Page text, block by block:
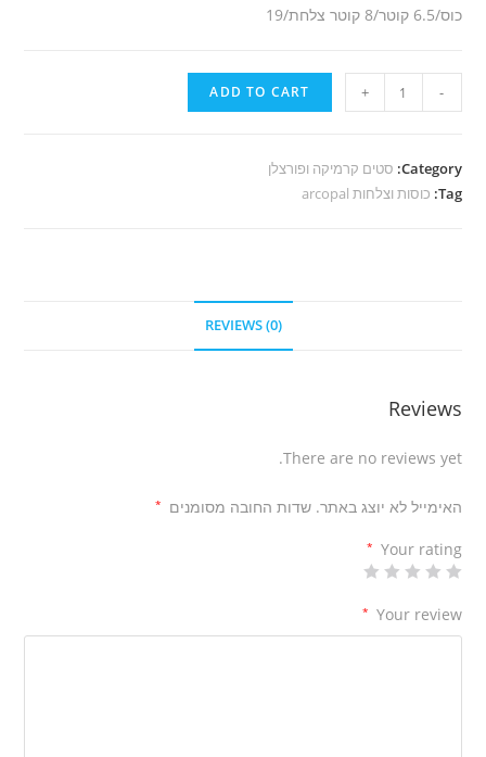
כוס/6.5 קוטר/8 קוטר צלחת/19
-
R29
סט
quantity
+
ADD TO CART
Category: סטים קרמיקה ופורצלן
Tag: כוסות וצלחות arcopal
REVIEWS (0)
Reviews
There are no reviews yet.
האימייל לא יוצג באתר. שדות החובה מסומנים *
Your rating
*
Your review
*